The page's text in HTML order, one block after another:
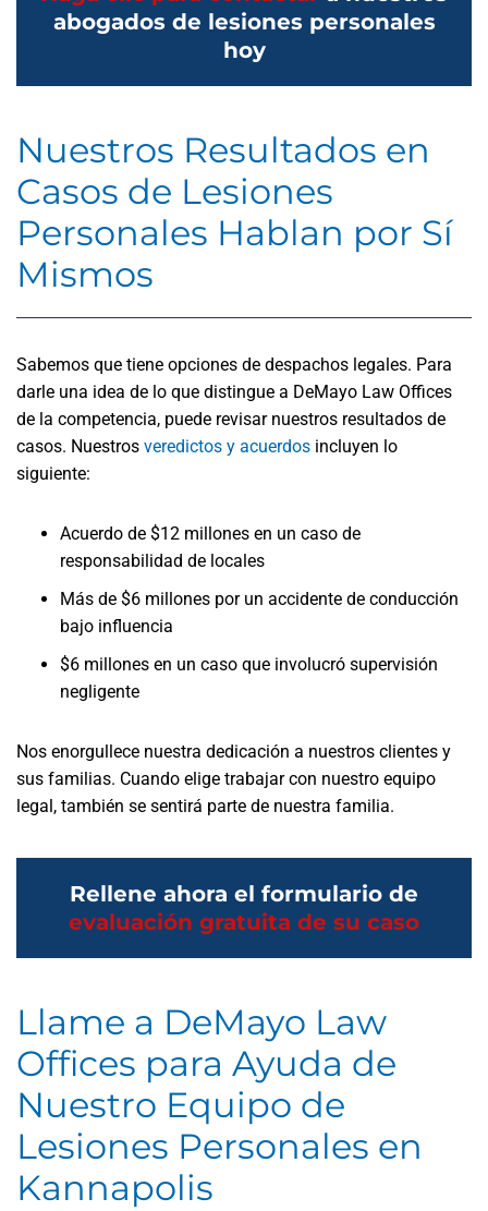
abogados de lesiones personales
hoy
Nuestros Resultados en
Casos de Lesiones
Personales Hablan por Sí
Mismos
Sabemos que tiene opciones de despachos legales. Para
darle una idea de lo que distingue a DeMayo Law Offices
de la competencia, puede revisar nuestros resultados de
casos. Nuestros veredictos y acuerdos incluyen lo
siguiente:
Acuerdo de $12 millones en un caso de
responsabilidad de locales
Más de $6 millones por un accidente de conducción
bajo influencia
$6 millones en un caso que involucró supervisión
negligente
Nos enorgullece nuestra dedicación a nuestros clientes y
sus familias. Cuando elige trabajar con nuestro equipo
legal, también se sentirá parte de nuestra familia.
Rellene ahora el formulario de
evaluación gratuita de su caso
Llame a DeMayo Law
Offices para Ayuda de
Nuestro Equipo de
Lesiones Personales en
Kannapolis